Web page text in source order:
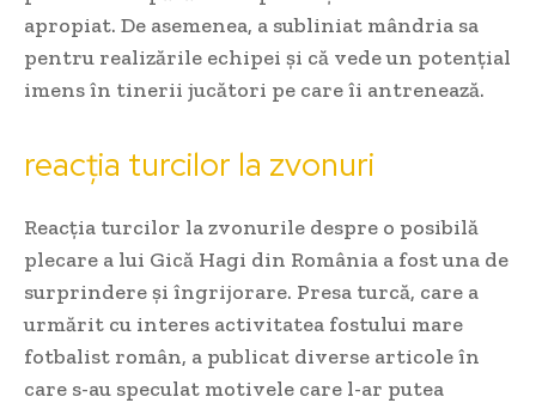
apropiat. De asemenea, a subliniat mândria sa
pentru realizările echipei și că vede un potențial
imens în tinerii jucători pe care îi antrenează.
reacția turcilor la zvonuri
Reacția turcilor la zvonurile despre o posibilă
plecare a lui Gică Hagi din România a fost una de
surprindere și îngrijorare. Presa turcă, care a
urmărit cu interes activitatea fostului mare
fotbalist român, a publicat diverse articole în
care s-au speculat motivele care l-ar putea